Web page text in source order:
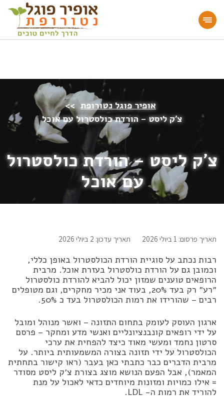
מעוניינים להעמיק או להתחיל דרך חיים בריאה?
הצטרפו לאתר!
אופיר פוגל נטורופת >>
צ׳ק ליסט – הורדת כולסטרול עם אוכל
צ׳ק ליסט – הורדת כולסטרול
עם אוכל
תאריך פרסום: 1 ביולי 2026 תאריך עדכון: 2 ביולי 2026
רבות נכתב על סוגיית הורדת הכולסטרול באופן כללי,
וכמובן גם על הורדת כולסטרול בעזרת אוכל. מרבית
הרופאים טוענים שמזון יכול להביא להורדת כולסטרול
״רע״ רק בעד 20%, בעוד אני מכיר מחקרים, וגם מטופלים
רבים – שהורידו את רמות הכולסטרול בעד כ 50%.
ארגון העוסק לעומק בתחום התזונה – ואשר מנוהל ומובל
על ידי רופאים קונבנציונליים ואנשי מדע ומחקר – פרסם
סרטון נחמד ומעשי מאוד כיצד להפחית את ערכי
הכולסטרול על ידי תזונה בצורה המשמעותית ביותר. על
מרבית הדברים כבר כתבתי כאן בעבר (ראו קישור בתחתית
המאמר), אבל הפעם הנושא מוצג בצורת צ׳ק ליסט מסודר
= אילו כמויות ומזונות מיוחדים כדאי לאכול על מנת
להוריד את רמות ה- LDL.